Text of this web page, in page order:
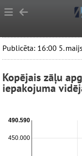
Publicēta: 16:00 5.
Kopējais zāļu
iepakojuma